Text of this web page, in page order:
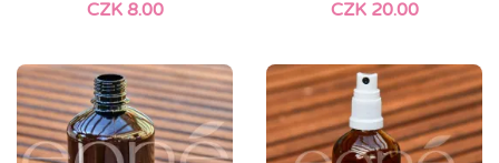
CZK 8.00 CZK 20.00